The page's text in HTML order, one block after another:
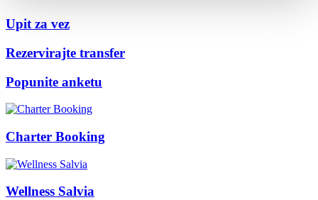
Upit za vez
Rezervirajte transfer
Popunite anketu
Charter Booking
Wellness Salvia